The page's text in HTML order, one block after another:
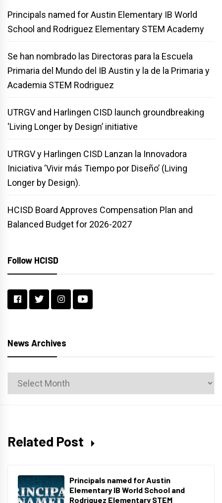
Principals named for Austin Elementary IB World
School and Rodriguez Elementary STEM Academy
Se han nombrado las Directoras para la Escuela
Primaria del Mundo del IB Austin y la de la Primaria y
Academia STEM Rodriguez
UTRGV and Harlingen CISD launch groundbreaking
‘Living Longer by Design’ initiative
UTRGV y Harlingen CISD Lanzan la Innovadora
Iniciativa ‘Vivir más Tiempo por Diseño’ (Living
Longer by Design).
HCISD Board Approves Compensation Plan and
Balanced Budget for 2026-2027
Follow HCISD
News Archives
News
Archives
Related Post
Principals named for Austin
Elementary IB World School and
Rodriguez Elementary STEM